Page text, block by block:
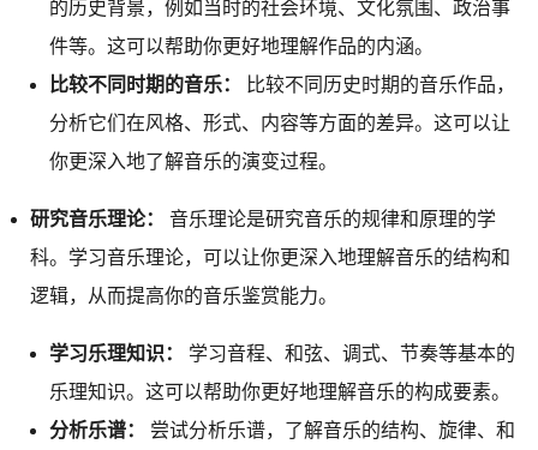
的历史背景，例如当时的社会环境、文化氛围、政治事
件等。这可以帮助你更好地理解作品的内涵。
比较不同时期的音乐：
比较不同历史时期的音乐作品，
分析它们在风格、形式、内容等方面的差异。这可以让
你更深入地了解音乐的演变过程。
研究音乐理论：
音乐理论是研究音乐的规律和原理的学
科。学习音乐理论，可以让你更深入地理解音乐的结构和
逻辑，从而提高你的音乐鉴赏能力。
学习乐理知识：
学习音程、和弦、调式、节奏等基本的
乐理知识。这可以帮助你更好地理解音乐的构成要素。
分析乐谱：
尝试分析乐谱，了解音乐的结构、旋律、和